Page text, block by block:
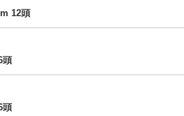
12頭
頭
頭